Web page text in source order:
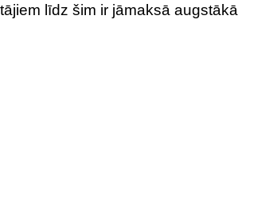
līdz šim ir jāmaksā augstākā